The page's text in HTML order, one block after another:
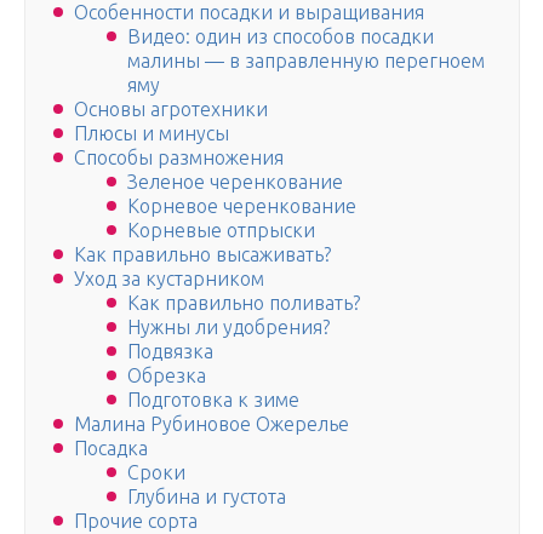
Особенности посадки и выращивания
Видео: один из способов посадки
малины — в заправленную перегноем
яму
Основы агротехники
Плюсы и минусы
Способы размножения
Зеленое черенкование
Корневое черенкование
Корневые отпрыски
Как правильно высаживать?
Уход за кустарником
Как правильно поливать?
Нужны ли удобрения?
Подвязка
Обрезка
Подготовка к зиме
Малина Рубиновое Ожерелье
Посадка
Сроки
Глубина и густота
Прочие сорта